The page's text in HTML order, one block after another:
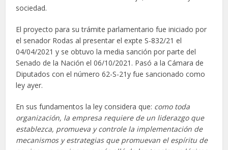
sociedad.
El proyecto para su trámite parlamentario fue iniciado por
el senador Rodas al presentar el expte S-832/21 el
04/04/2021 y se obtuvo la media sanción por parte del
Senado de la Nación el 06/10/2021. Pasó a la Cámara de
Diputados con el número 62-S-21y fue sancionado como
ley ayer.
En sus fundamentos la ley considera que: como toda
organización, la empresa requiere de un liderazgo que
establezca, promueva y controle la implementación de
mecanismos y estrategias que promuevan el espíritu de